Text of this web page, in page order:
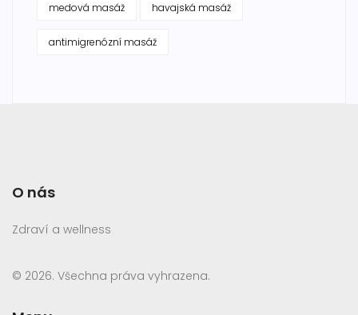
medová masáž havajská masáž
antimigrenózní masáž
O nás
Zdraví a wellness
© 2026. Všechna práva vyhrazena.